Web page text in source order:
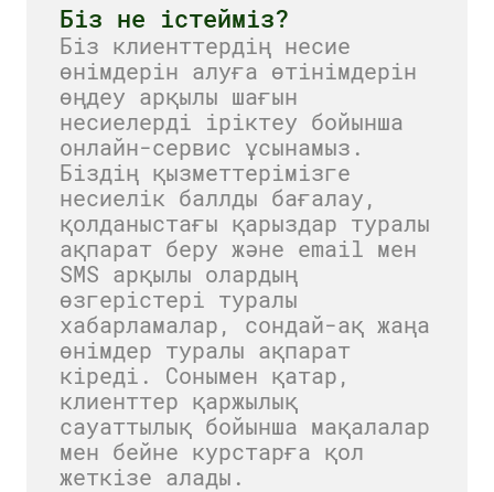
Біз не істейміз?
Біз клиенттердің несие
өнімдерін алуға өтінімдерін
өңдеу арқылы шағын
несиелерді іріктеу бойынша
онлайн-сервис ұсынамыз.
Біздің қызметтерімізге
несиелік баллды бағалау,
қолданыстағы қарыздар туралы
ақпарат беру және email мен
SMS арқылы олардың
өзгерістері туралы
хабарламалар, сондай-ақ жаңа
өнімдер туралы ақпарат
кіреді. Сонымен қатар,
клиенттер қаржылық
сауаттылық бойынша мақалалар
мен бейне курстарға қол
жеткізе алады.